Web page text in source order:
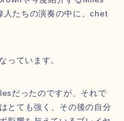
たちの演奏の中に、chet
っています。
だったのですが、それで
とても強く、その後の自分